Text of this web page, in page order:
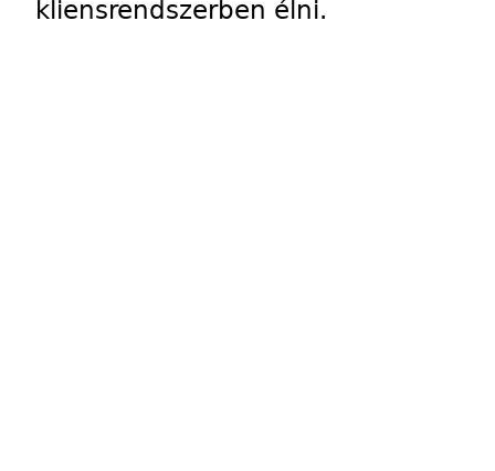
kliensrendszerben élni.